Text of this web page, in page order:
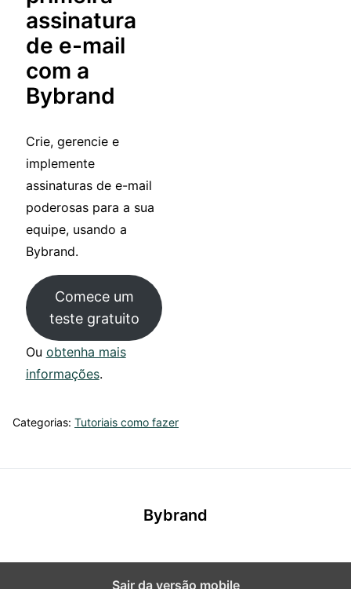
assinatura
de e-mail
com a
Bybrand
Crie, gerencie e
implemente
assinaturas de e-mail
poderosas para a sua
equipe, usando a
Bybrand.
Comece um
teste gratuito
Ou obtenha mais
informações.
Categorias: Tutoriais como fazer
Bybrand
Sair da versão mobile